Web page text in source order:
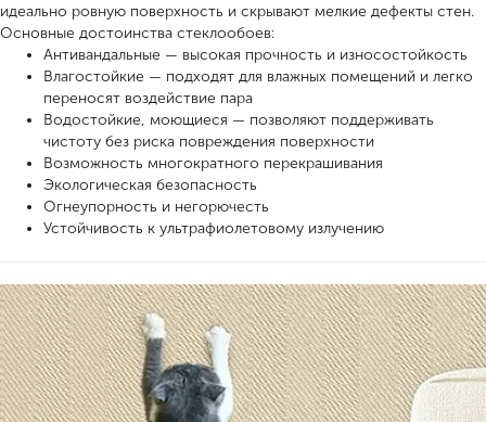
идеально ровную поверхность и скрывают мелкие дефекты стен.
Основные достоинства стеклообоев:
Антивандальные — высокая прочность и износостойкость
Влагостойкие — подходят для влажных помещений и легко
переносят воздействие пара
Водостойкие, моющиеся — позволяют поддерживать
чистоту без риска повреждения поверхности
Возможность многократного перекрашивания
Экологическая безопасность
Огнеупорность и негорючесть
Устойчивость к ультрафиолетовому излучению